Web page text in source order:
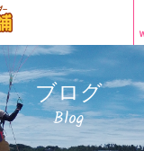
ブログ
Blog